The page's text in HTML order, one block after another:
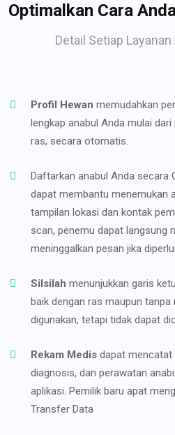
Optimalkan Cara
Detail Setiap Layanan
Profil Hewan memudahkan
lengkap anabul Anda mulai
ras, secara otomatis.
Daftarkan anabul Anda secara
dapat membantu menemukan
tampilan lokasi dan kontak
scan, penemu dapat langsung
meninggalkan pesan jika
Silsilah menunjukkan garis
baik dengan ras maupun tanpa
digunakan, tetapi tidak dapat
Rekam Medis dapat mencatat
diagnosis, dan perawatan
aplikasi. Pemilik baru apat
Transfer Data